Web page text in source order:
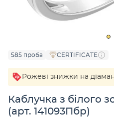
585 проба CERTIFICATE
Рожеві знижки на
Каблучка з білого
(арт. 141093Пбр)